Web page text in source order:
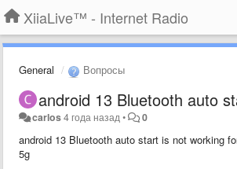
XiiaLive™ - Internet Radio
General Вопросы
android 13 Bluetooth auto
carlos4 года назад • 0
android 13 Bluetooth auto start is not working
5g